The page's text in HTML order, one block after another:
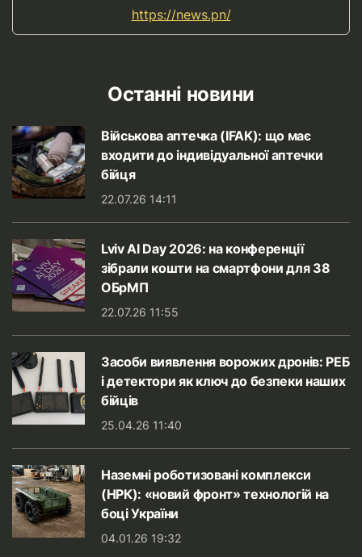
https://news.pn/
Останні новини
Військова аптечка (IFAK): що має
входити до індивідуальної аптечки
бійця
22.07.26 14:11
Lviv AI Day 2026: на конференції
зібрали кошти на смартфони для 38
ОБрМП
22.07.26 11:55
Засоби виявлення ворожих дронів: РЕБ
і детектори як ключ до безпеки наших
бійців
25.04.26 11:40
Наземні роботизовані комплекси
(НРК): «новий фронт» технологій на
боці України
04.01.26 19:32